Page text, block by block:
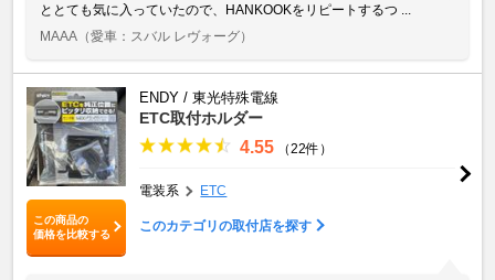
ととても気に入っていたので、HANKOOKをリピートするつ ...
MAAA （愛車：スバル レヴォーグ）
この商品の
価格を比較する
ENDY / 東光特殊電線
ETC取付ホルダー
4.55 （22件）
電装系 ETC
このカテゴリの取付店を探す